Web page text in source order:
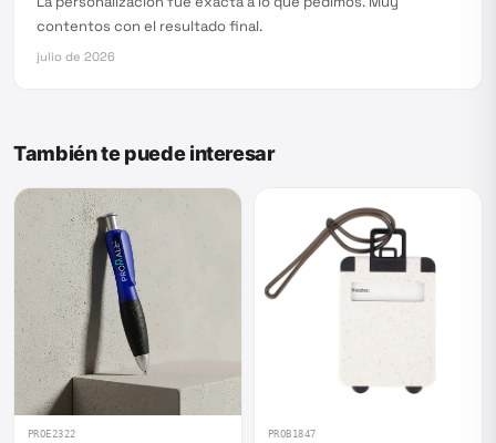
contentos con el resultado final.
julio de 2026
También te puede interesar
PROE2322 PROB1847